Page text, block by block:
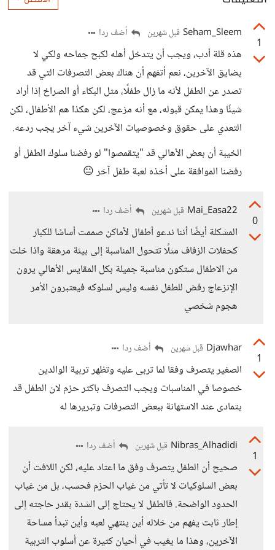
1
Seham_Sleem قبل شهرين أضف ردا
هذه قلة أدب، ويجب أن يتدخل أهله لكبح جماحه ولكي لا
يضايق الآخرين، نعم أتفهم أن هناك بعض التصرفات التي قد
تصدر عن الطفل لأنه ما زال طفلًا، مثل البكاء أو الصراخ إذا أراد
شيئًا وهذا يمكن قبوله، مع أنه مزعج، لكن هكذا هم الأطفال، لكن
التعدي على حقوق وخصوصيات الآخرين شيء آخر يجب ردعه.
الخيبة أن بعض الأهالي قد "يتقمصوا" لو رفضنا سلوك الطفل أو
رفضنا الموافقة على أخذه لعبة طفل آخر 😐
0
Mai_Easa22 قبل شهرين أضف ردا
المشكلة أيضًا أننا ندعو أطفال لأماكن صممت أساسًا للكبار
كحفلات الزفاف مثلًا تتحول المناسبة إلى بيئة مرهقة واذا خلت
من الاطفال ستكون مناسبة جميلة بكل المقايس الأهالي يرون
الإنزعاج رفض للطفل نفسه وليس لسلوكه فيعتبرون الأمر
هجوم شخصي
1
Djawhar قبل شهرين أضف ردا
الصغير يتصرف وفقا لما تربى عليه وتظهر تربية الوالدين
خصوصا في المناسبات ويجب التصرف باكثر حزم لان الطفل قد
يتمادى عند الاستهانة ببعض التصرفات وتبريرها له
1
Nibras_Alhadidi قبل شهرين أضف ردا
صحيح أن الطفل يتصرف وفق ما اعتاد عليه، لكن اللافت أن
بعض السلوكيات لا تأتي من غياب الحزم فحسب، بل من غياب
الحدود الواضحة. فالطفل لا يحتاج إلى الشدة بقدر حاجته إلى
إطار ثابت يفهم من خلاله أين ينتهي لعبه وأين تبدأ مساحة
الآخرين، وهذا ما يغيب في أحيان كثيرة عن أسلوب التربية